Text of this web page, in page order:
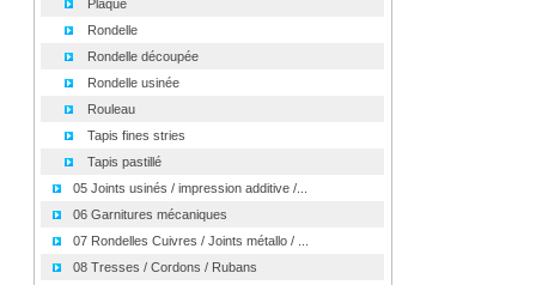
Plaque
Rondelle
Rondelle découpée
Rondelle usinée
Rouleau
Tapis fines stries
Tapis pastillé
05 Joints usinés / impression additive /...
06 Garnitures mécaniques
07 Rondelles Cuivres / Joints métallo / ...
08 Tresses / Cordons / Rubans